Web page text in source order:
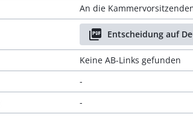
An die
Entscheidung auf
Keine AB-Links gefunden
-
-